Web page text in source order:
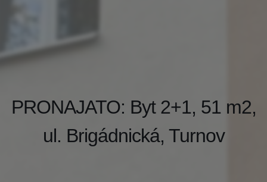
PRONAJATO: Byt 2+1, 51 m2,
ul. Brigádnická, Turnov